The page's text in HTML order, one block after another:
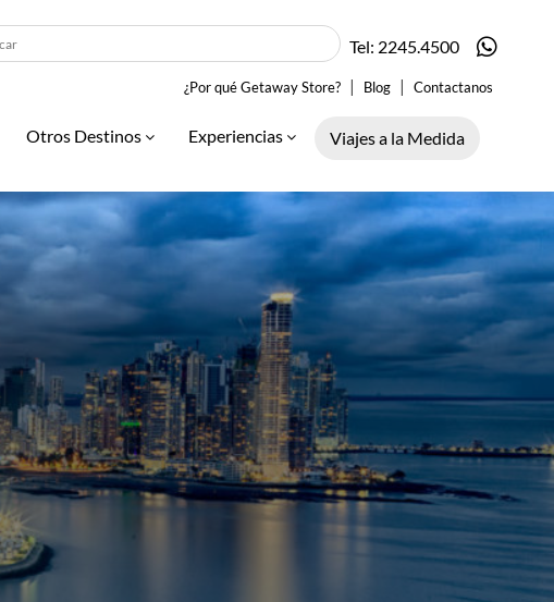
Tel: 2245.4500
¿Por qué Getaway Store? | Blog | Contactanos
Otros Destinos Experiencias Viajes a la Medida